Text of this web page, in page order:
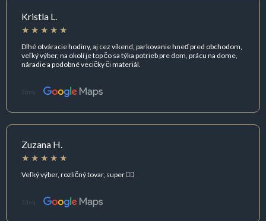
Kristla L.
Dlhé otváracie hodiny, aj cez víkend, parkovanie hneď pred obchodom,
veľký výber, na okolí je top čo sa týka potrieb pre dom, prácu na dome,
náradie a podobné vecičky či materiál.
Zdroj:
Zuzana H.
Veľký výber, rozličný tovar, super 👍🏻
Zdroj: